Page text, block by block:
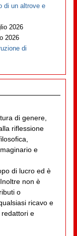
di un altrove e
2026
2026
di
di genere,
riflessione
e
di lucro ed è
non è
o
ricavo e
e